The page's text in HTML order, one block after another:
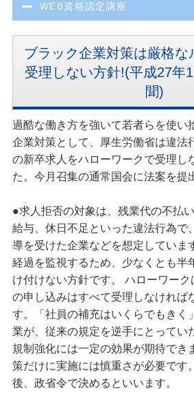
WEB資格認定講座
ブラック企業対策は厳格な
受理しない方針!(平成27年
聞)
過酷な働き方を強いて若者らを使い
企業対策として、厚生労働省は違法
の新卒求人をハローワークで受理し
た。今月召集の通常国会に法案を提
●求人拒否の対象は、残業代の不払
給与、休日不足といった違法行為で
導を受けた企業などを想定していま
経過を監視するため、少なくとも半
け付けない方針です。 ハローワーク
の申し込みはすべて受理しなければ
す。「社員の補充はいくらでもきく
業が、従来の規定を逆手にとってい
規制強化には一定の効果が期待でき
策だけに実施には慎重さが必要です
後、政省令で決めるといいます。